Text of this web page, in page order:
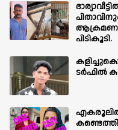
പിടികൂടി.
ടർഫിൽ